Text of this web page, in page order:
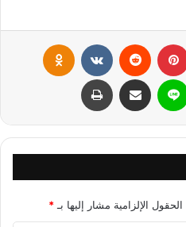
الحقول الإلزامية مشار إليها بـ *